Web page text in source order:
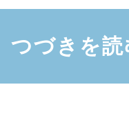
つづきを読